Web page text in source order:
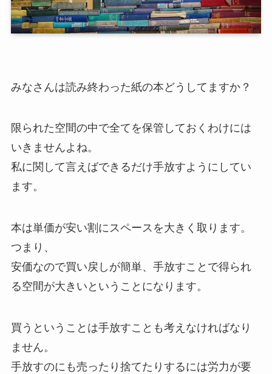
みなさんは読み終わった紙の本どうしてますか？
限られた空間の中で全てを保管しておくわけには
いきませんよね。
私に関して言えばできるだけ手放すようにしてい
ます。
本は単価が安い割にスペースを大きく取ります。
つまり、
安価なので買い戻しが簡単、手放すことで得られ
る空間が大きいということになります。
買うということは手放すことも考えなければなり
ません。
手放すのにも売ったり捨てたりするには労力が要